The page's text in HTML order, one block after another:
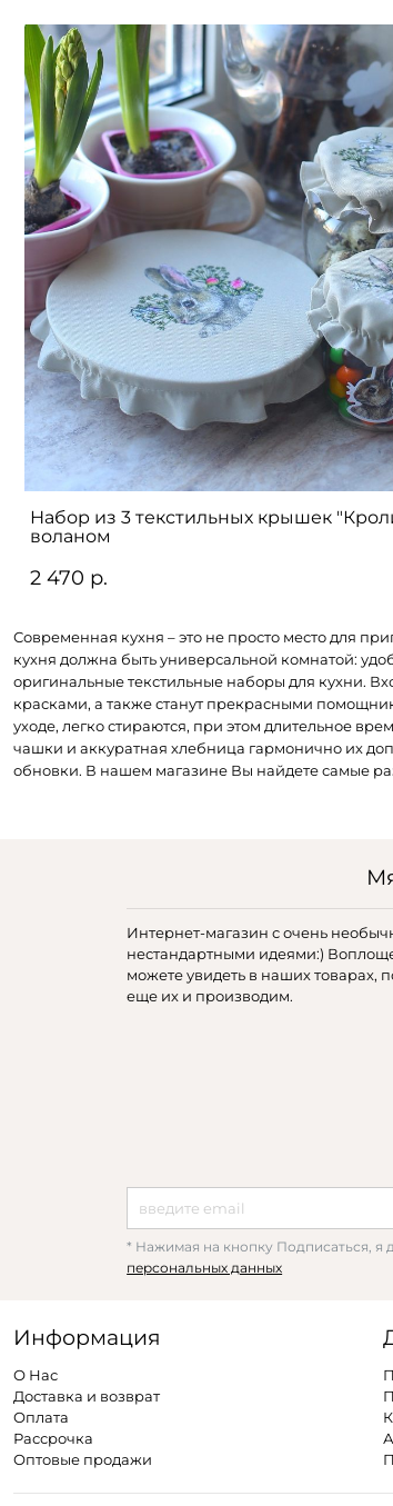
Набор из 3 текстильных крышек
воланом
2 470 р.
Современная кухня – это не просто место для
кухня должна быть универсальной комнатой:
оригинальные текстильные наборы для кухни.
красками, а также станут прекрасными
уходе, легко стираются, при этом длительное
чашки и аккуратная хлебница гармонично их
обновки. В нашем магазине Вы найдете самые
Интернет-магазин с очень
нестандартными идеями:)
можете увидеть в наших товарах,
еще их и производим.
* Нажимая на кнопку Подписаться, я
персональных данных
Информация
О Нас
Доставка и возврат
Оплата
Рассрочка
Оптовые продажи